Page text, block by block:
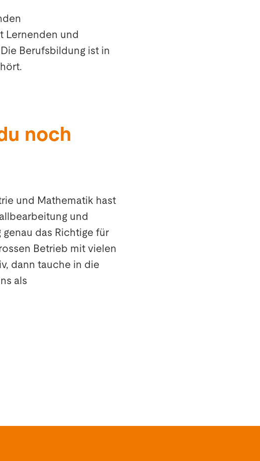
Lernenden und
Berufsbildung ist in
noch
und Mathematik hast
und
das Richtige für
Betrieb mit vielen
dann tauche in die
als